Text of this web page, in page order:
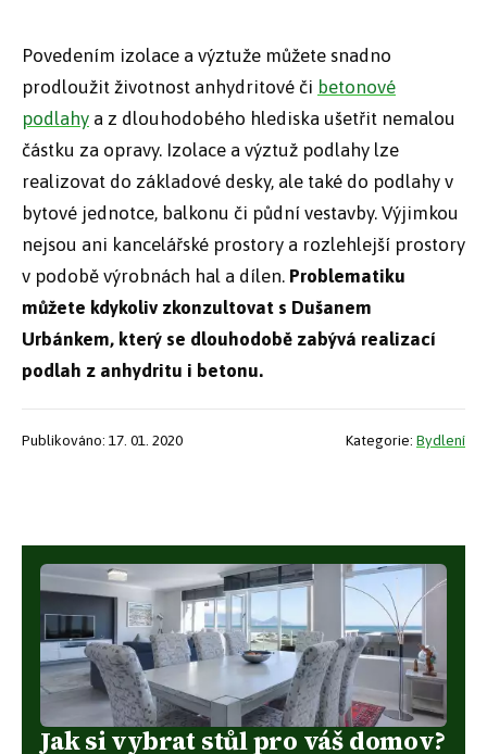
Povedením izolace a výztuže můžete snadno
prodloužit životnost anhydritové či betonové
podlahy a z dlouhodobého hlediska ušetřit nemalou
částku za opravy. Izolace a výztuž podlahy lze
realizovat do základové desky, ale také do podlahy v
bytové jednotce, balkonu či půdní vestavby. Výjimkou
nejsou ani kancelářské prostory a rozlehlejší prostory
v podobě výrobnách hal a dílen. Problematiku
můžete kdykoliv zkonzultovat s Dušanem
Urbánkem, který se dlouhodobě zabývá realizací
podlah z anhydritu i betonu.
Publikováno: 17. 01. 2020 Kategorie: Bydlení
Jak si vybrat stůl pro váš domov?